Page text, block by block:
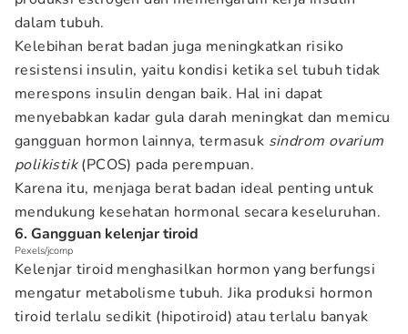
dalam tubuh.
Kelebihan berat badan juga meningkatkan risiko
resistensi insulin, yaitu kondisi ketika sel tubuh tidak
merespons insulin dengan baik. Hal ini dapat
menyebabkan kadar gula darah meningkat dan memicu
gangguan hormon lainnya, termasuk sindrom ovarium
polikistik(PCOS) pada perempuan.
Karena itu, menjaga berat badan ideal penting untuk
mendukung kesehatan hormonal secara keseluruhan.
6. Gangguan kelenjar tiroid
Pexels/jcomp
Kelenjar tiroid menghasilkan hormon yang berfungsi
mengatur metabolisme tubuh. Jika produksi hormon
tiroid terlalu sedikit (hipotiroid) atau terlalu banyak